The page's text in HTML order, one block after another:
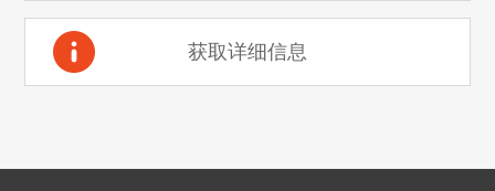
获取详细信息